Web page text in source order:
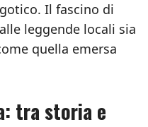
Il fascino di
leggende locali sia
quella emersa
tra storia e